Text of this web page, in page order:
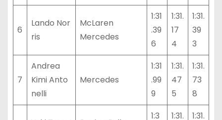
6
Lando Nor
ris
McLaren
Mercedes
1:31
.39
6
1:31.
17
4
1:31.
39
3
7
Andrea
Kimi Anto
nelli
Mercedes
1:31
.99
9
1:31.
47
5
1:31.
73
8
1:3
1:31.
1:31.